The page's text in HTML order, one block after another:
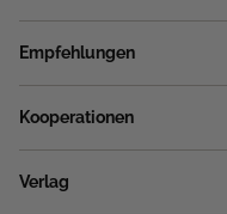
Empfehlungen
Kooperationen
Verlag